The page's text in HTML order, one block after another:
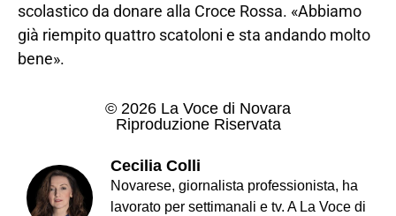
scolastico da donare alla Croce Rossa. «Abbiamo
già riempito quattro scatoloni e sta andando molto
bene».
© 2026 La Voce di Novara
Riproduzione Riservata
Cecilia Colli
Novarese, giornalista professionista, ha
lavorato per settimanali e tv. A La Voce di